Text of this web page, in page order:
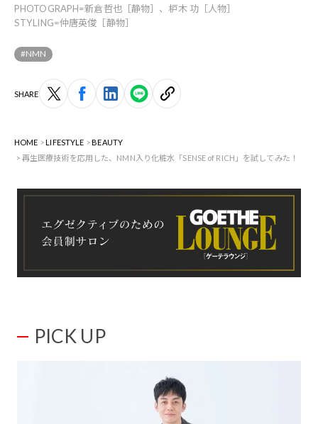
PHOTOGRAPH=新倉哲也［静物］、枦木 功［人物］
STYLING=仲唐英俊［静物］
#NMN
SHARE
HOME LIFESTYLE
BEAUTY
再生医療技術を応用した、NMN入り化粧水「SENSE of RICH」を試してみた！
PICK UP